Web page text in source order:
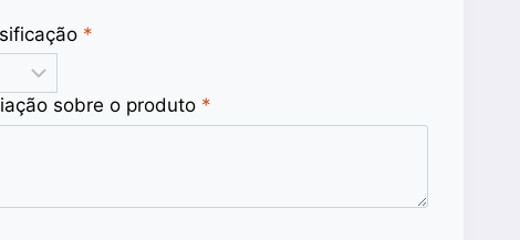
*
sobre o produto *